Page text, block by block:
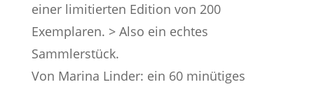
einer limitierten Edition von 200
Exemplaren. > Also ein echtes
Sammlerstück.
Von Marina Linder: ein 60 minütiges